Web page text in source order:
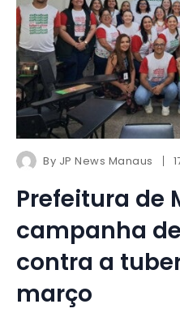
By JP News Manaus
Prefeitura de
campanha
contra a
março